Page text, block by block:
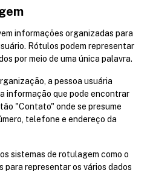
informações organizadas para
Rótulos podem representar
por meio de uma única palavra.
a pessoa usuária
informação que pode encontrar
"Contato" onde se presume
telefone e endereço da
sistemas de rotulagem como o
para representar os vários dados